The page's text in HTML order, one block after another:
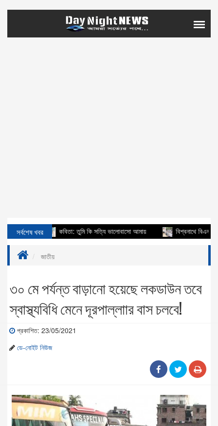
সর্বশেষ খবরকবিতা: তুমি কি সত্যি ভালোবাসো আমায় বিশ্বনাথে বিএনপি
জাতীয়
৩০ মে পর্যন্ত বাড়ানো হয়েছে লকডাউন তবে
স্বাস্থ্যবিধি মেনে দূরপাল্লাার বাস চলবে!
প্রকাশিত: 23/05/2021
ডে-নােইট নিউজ